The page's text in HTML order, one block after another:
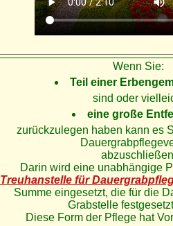
Wenn Sie:
Teil einer
sind oder
eine große
zurückzulegen haben kann es
Darin wird eine unabhängige
Treuhanstelle für
Summe eingesetzt, die für die
Grabstelle
Diese Form der Pflege hat